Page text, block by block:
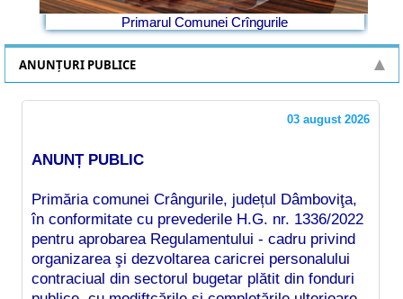
Primarul Comunei Crîngurile
ANUNȚURI PUBLICE
03 august 2026
ANUNȚ PUBLIC
Primăria comunei Crângurile, județul Dâmboviţa,
în conformitate cu prevederile H.G. nr. 1336/2022
pentru aprobarea Regulamentului - cadru privind
organizarea şi dezvoltarea caricrei personalului
contraciual din sectorul bugetar plătit din fonduri